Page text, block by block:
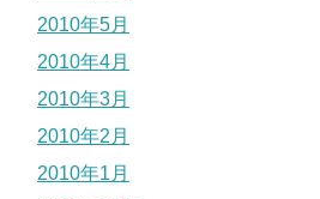
2010年5月
2010年4月
2010年3月
2010年2月
2010年1月